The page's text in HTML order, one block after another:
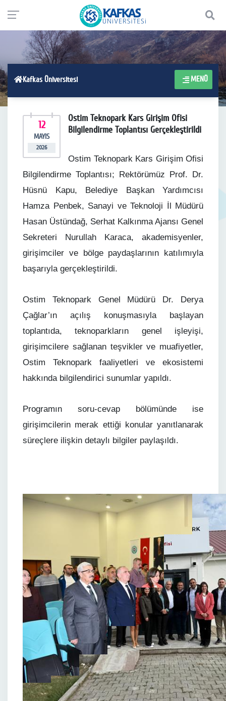
Kafkas Üniversitesi MENÜ
12
MAYIS
2026
Ostim Teknopark Kars Girişim Ofisi
Bilgilendirme Toplantısı Gerçekleştirildi
Ostim Teknopark Kars Girişim Ofisi
Bilgilendirme Toplantısı; Rektörümüz Prof. Dr.
Hüsnü Kapu, Belediye Başkan Yardımcısı
Hamza Penbek, Sanayi ve Teknoloji İl Müdürü
Hasan Üstündağ, Serhat Kalkınma Ajansı Genel
Sekreteri Nurullah Karaca, akademisyenler,
girişimciler ve bölge paydaşlarının katılımıyla
başarıyla gerçekleştirildi.
Ostim Teknopark Genel Müdürü Dr. Derya
Çağlar’ın açılış konuşmasıyla başlayan
toplantıda, teknoparkların genel işleyişi,
girişimcilere sağlanan teşvikler ve muafiyetler,
Ostim Teknopark faaliyetleri ve ekosistemi
hakkında bilgilendirici sunumlar yapıldı.
Programın soru-cevap bölümünde ise
girişimcilerin merak ettiği konular yanıtlanarak
süreçlere ilişkin detaylı bilgiler paylaşıldı.